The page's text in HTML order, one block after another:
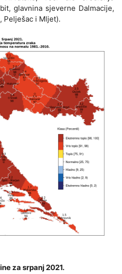
glavnina sjeverne Dalmacije,
Pelješac i Mljet).
za srpanj 2021.